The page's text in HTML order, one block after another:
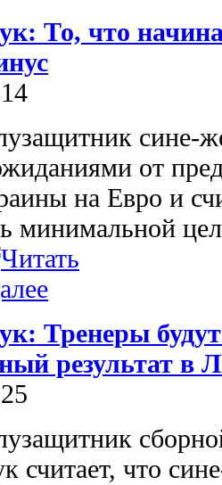
То, что
сине-
от
на Евро и
минимальной
Тренеры
результат в
считает, что